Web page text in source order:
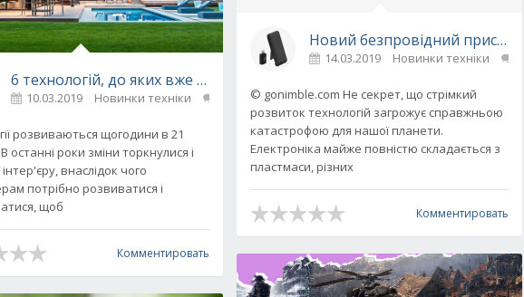
за допомогою QR-коду
6 технологій, до яких вже зараз варто придивитися
10.03.2019 Новинки техніки
розвиваються щогодини в 21
В останні роки зміни торкнулися і
інтер'єру, внаслідок чого
потрібно розвиватися і
щоб
Комментировать
Новий безпровідний
14.03.2019 Новинки техніки
© gonimble.com Не секрет, що стрімкий
розвиток технологій загрожує справжньою
катастрофою для нашої планети.
Електроніка майже повністю складається з
пластмаси, різних
Комментировать